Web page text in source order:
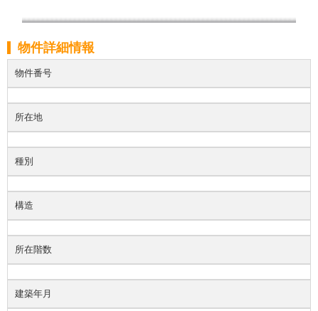
物件詳細情報
物件番号
所在地
種別
構造
所在階数
建築年月